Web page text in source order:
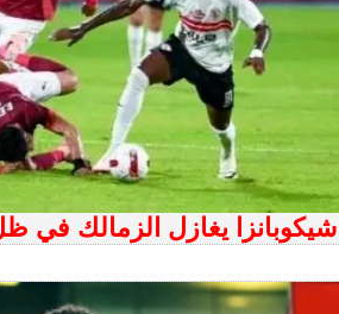
شيكوبانزا يغازل الزمالك في